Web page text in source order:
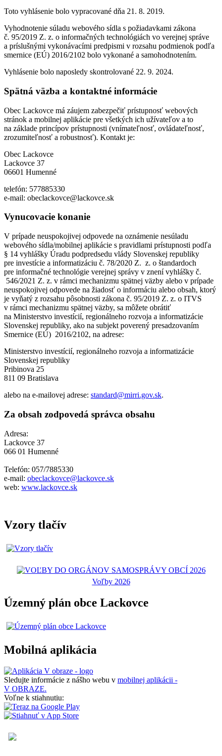
Toto vyhlásenie bolo vypracované dňa 21. 8. 2019.
Vyhodnotenie súladu webového sídla s požiadavkami zákona
č. 95/2019 Z. z. o informačných technológiách vo verejnej správe
a príslušnými vykonávacími predpismi v rozsahu podmienok podľa
smernice (EÚ) 2016/2102 bolo vykonané a samohodnotením.
Vyhlásenie bolo naposledy skontrolované 22. 9. 2024.
Spätná väzba a kontaktné informácie
Obec Lackovce má záujem zabezpečiť prístupnosť webových
stránok a mobilnej aplikácie pre všetkých ich užívateľov a to
na základe princípov prístupnosti (vnímateľnosť, ovládateľnosť,
zrozumiteľnosť a robustnosť). Kontakt je:
Obec Lackovce
Lackovce 37
06601 Humenné
telefón: 577885330
e-mail: obeclackovce@lackovce.sk
Vynucovacie konanie
V prípade neuspokojivej odpovede na oznámenie nesúladu
webového sídla/mobilnej aplikácie s pravidlami prístupnosti podľa
§ 14 vyhlášky Úradu podpredsedu vlády Slovenskej republiky
pre investície a informatizáciu č. 78/2020 Z. z. o štandardoch
pre informačné technológie verejnej správy v znení vyhlášky č.
546/2021 Z. z. v rámci mechanizmu spätnej väzby alebo v prípade
neuspokojivej odpovede na žiadosť o informáciu alebo obsah, ktorý
je vyňatý z rozsahu pôsobnosti zákona č. 95/2019 Z. z. o ITVS
v rámci mechanizmu spätnej väzby, sa môžete obrátiť
na Ministerstvo investícií, regionálneho rozvoja a informatizácie
Slovenskej republiky, ako na subjekt poverený presadzovaním
Smernice (EÚ) 2016/2102, na adrese:
Ministerstvo investícií, regionálneho rozvoja a informatizácie
Slovenskej republiky
Pribinova 25
811 09 Bratislava
alebo na e-mailovej adrese: standard@mirri.gov.sk.
Za obsah zodpovedá správca obsahu
Adresa:
Lackovce 37
066 01 Humenné
Telefón: 057/7885330
e-mail: obeclackovce@lackovce.sk
web: www.lackovce.sk
Vzory tlačív
Voľby 2026
Územný plán obce Lackovce
Mobilná aplikácia
Sledujte informácie z nášho webu v mobilnej aplikácii -
V OBRAZE.
Voľne k stiahnutiu: